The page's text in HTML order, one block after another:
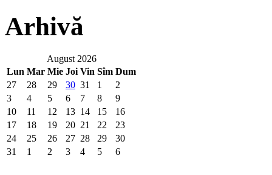
Arhivă
August 2026
Lun Mar Mie Joi Vin Sîm Dum
27
28 29 30 31 1
2
3
4 5 6 7 8
9
10
11 12 13 14 15
16
17
18 19 20 21 22
23
24
25 26 27 28 29
30
31
1 2 3 4 5 6